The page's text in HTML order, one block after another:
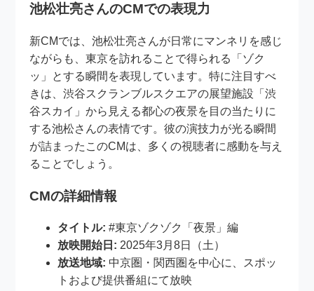
池松壮亮さんのCMでの表現力
新CMでは、池松壮亮さんが日常にマンネリを感じ
ながらも、東京を訪れることで得られる「ゾク
ッ」とする瞬間を表現しています。特に注目すべ
きは、渋谷スクランブルスクエアの展望施設「渋
谷スカイ」から見える都心の夜景を目の当たりに
する池松さんの表情です。彼の演技力が光る瞬間
が詰まったこのCMは、多くの視聴者に感動を与え
ることでしょう。
CMの詳細情報
タイトル: #東京ゾクゾク「夜景」編
放映開始日: 2025年3月8日（土）
放送地域: 中京圏・関西圏を中心に、スポッ
トおよび提供番組にて放映